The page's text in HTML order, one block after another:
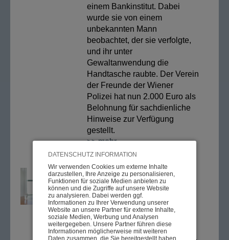
DATENSCHUTZ INFORMATION
Wir verwenden Cookies um externe Inhalte
darzustellen, Ihre Anzeige zu personalisieren,
Funktionen für soziale Medien anbieten zu
können und die Zugriffe auf unsere Website
zu analysieren. Dabei werden ggf.
Informationen zu Ihrer Verwendung unserer
Website an unsere Partner für externe Inhalte,
soziale Medien, Werbung und Analysen
weitergegeben. Unsere Partner führen diese
Informationen möglicherweise mit weiteren
Daten zusammen, die Sie bereitgestellt haben
einem Bankinstitut. Dabei
wurde sie von einem
unbekannten Mann
beobachtet, der sie verfolgte,
und ihr unter
Gewaltanwendung die
Handtasche raubte. Der Verein
der Freunde der Wiener
Polizei hat nun 2.000 Euro als
Belohnung für sachdienliche
Hinweise zur Verfügung
gestellt.
>> mehr
Wien, 02.10.2020
Abschied von einem
engagierten
Interessenvertreter
Senator h.c. Prof. KommR
Walter Nettig, Ehrenobmann